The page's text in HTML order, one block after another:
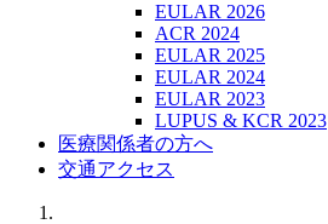
EULAR 2026
ACR 2024
EULAR 2025
EULAR 2024
EULAR 2023
LUPUS & KCR 2023
医療関係者の方へ
交通アクセス